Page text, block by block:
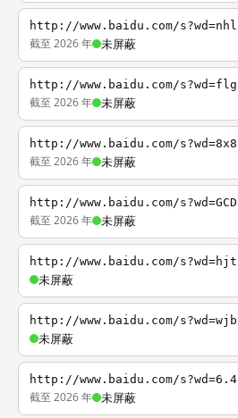
http://www.baidu.com/s?wd=nhl
截至 2026 年 未屏蔽
http://www.baidu.com/s?wd=flg
截至 2026 年 未屏蔽
http://www.baidu.com/s?wd=8x8
截至 2026 年 未屏蔽
http://www.baidu.com/s?wd=GCD
截至 2026 年 未屏蔽
http://www.baidu.com/s?wd=hjt
未屏蔽
http://www.baidu.com/s?wd=wjb
未屏蔽
http://www.baidu.com/s?wd=6.4
截至 2026 年 未屏蔽